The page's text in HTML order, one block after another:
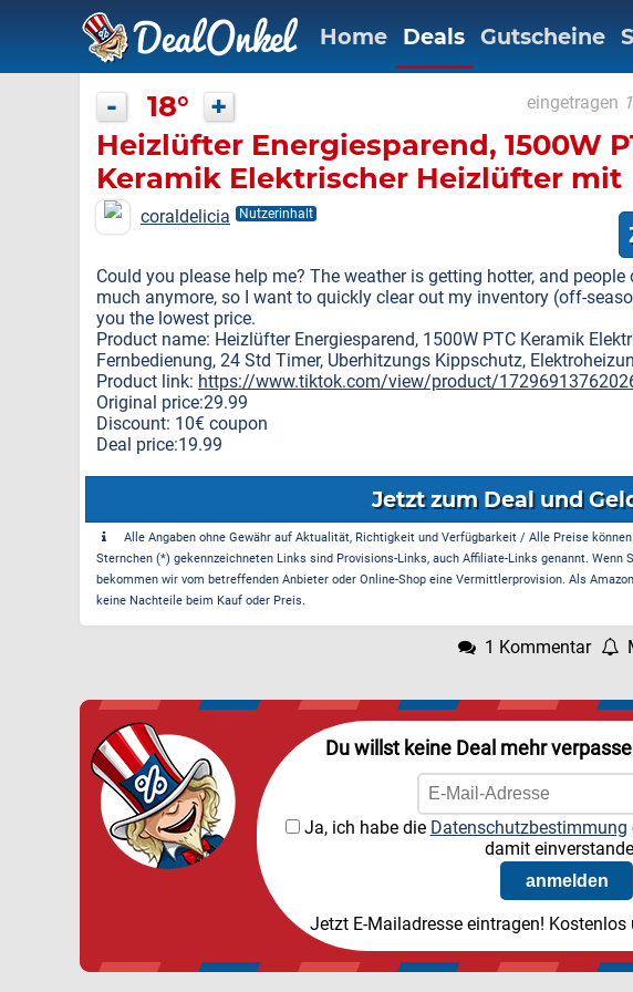
Home Deals Gutscheine
- 18° + eingetragen
Heizlüfter Energiesparend, 1500W
Keramik Elektrischer Heizlüfter mit
Thermostat, ECO-Modus, Leiser
Fernbedienung, 24 Std Timer,
Kippschutz, Elektroheizung für
Schlafzimmer
coraldelicia Nutzerinhalt
Could you please help me? The weather is getting hotter, and people
much anymore, so I want to quickly clear out my inventory (off-
you the lowest price.
Product name: Heizlüfter Energiesparend, 1500W PTC Keramik
Fernbedienung, 24 Std Timer, Uberhitzungs Kippschutz,
Product link: https://www.tiktok.com/view/product/
Original price:29.99
Discount: 10€ coupon
Deal price:19.99
Jetzt zum Deal und
Alle Angaben ohne Gewähr auf Aktualität, Richtigkeit und Verfügbarkeit / Alle Preise
Sternchen (*) gekennzeichneten Links sind Provisions-Links, auch Affiliate-Links genannt.
bekommen wir vom betreffenden Anbieter oder Online-Shop eine Vermittlerprovision. Als
keine Nachteile beim Kauf oder Preis.
1 Kommentar
Du willst keine Deal mehr
Ja, ich habe die Datenschutzbestimmung
damit
Jetzt E-Mailadresse eintragen!